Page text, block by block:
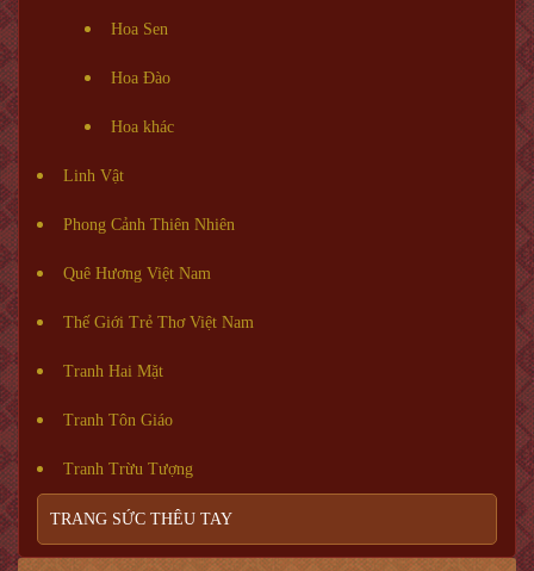
Hoa Sen
Hoa Đào
Hoa khác
Linh Vật
Phong Cảnh Thiên Nhiên
Quê Hương Việt Nam
Thế Giới Trẻ Thơ Việt Nam
Tranh Hai Mặt
Tranh Tôn Giáo
Tranh Trừu Tượng
TRANG SỨC THÊU TAY